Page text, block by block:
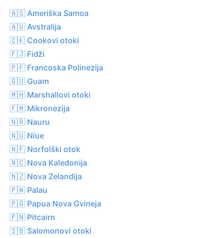
🇦🇸 Ameriška Samoa
🇦🇺 Avstralija
🇨🇰 Cookovi otoki
🇫🇯 Fidži
🇵🇫 Francoska Polinezija
🇬🇺 Guam
🇲🇭 Marshallovi otoki
🇫🇲 Mikronezija
🇳🇷 Nauru
🇳🇺 Niue
🇳🇫 Norfolški otok
🇳🇨 Nova Kaledonija
🇳🇿 Nova Zelandija
🇵🇼 Palau
🇵🇬 Papua Nova Gvineja
🇵🇳 Pitcairn
🇸🇧 Salomonovi otoki